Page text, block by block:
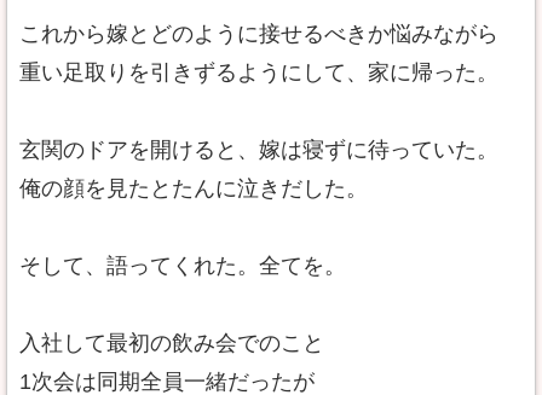
これから嫁とどのように接せるべきか悩みながら
重い足取りを引きずるようにして、家に帰った。
玄関のドアを開けると、嫁は寝ずに待っていた。
俺の顔を見たとたんに泣きだした。
そして、語ってくれた。全てを。
入社して最初の飲み会でのこと
1次会は同期全員一緒だったが